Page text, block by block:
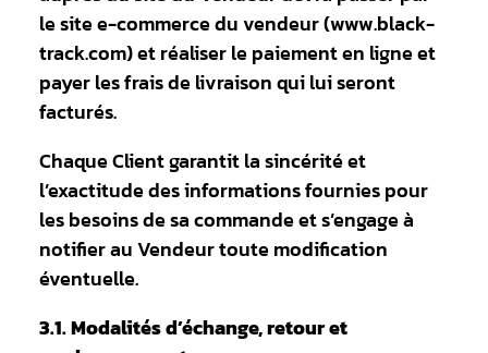
le site e-commerce du vendeur (www.black-
track.com) et réaliser le paiement en ligne et
payer les frais de livraison qui lui seront
facturés.
Chaque Client garantit la sincérité et
l’exactitude des informations fournies pour
les besoins de sa commande et s’engage à
notifier au Vendeur toute modification
éventuelle.
3.1. Modalités d’échange, retour et